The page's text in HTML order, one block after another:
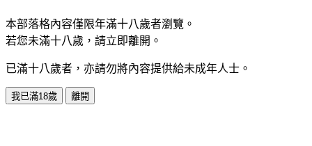
本部落格內容僅限年滿十八歲者瀏覽。
若您未滿十八歲，請立即離開。
已滿十八歲者，亦請勿將內容提供給未成年人士。
我已滿18歲 離開